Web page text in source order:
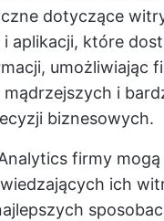
dotyczące
aplikacji, które
umożliwiając
i
biznesowych.
firmy
ich